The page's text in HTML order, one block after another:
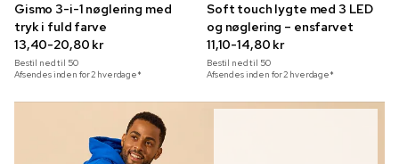
Gismo 3-i-1 nøglering med
tryk i fuld farve
13,40-20,80 kr
Bestil ned til 50
Afsendes inden for 2 hverdage*
Soft touch lygte med 3 LED
og nøglering – ensfarvet
11,10-14,80 kr
Bestil ned til 50
Afsendes inden for 2 hverdage*